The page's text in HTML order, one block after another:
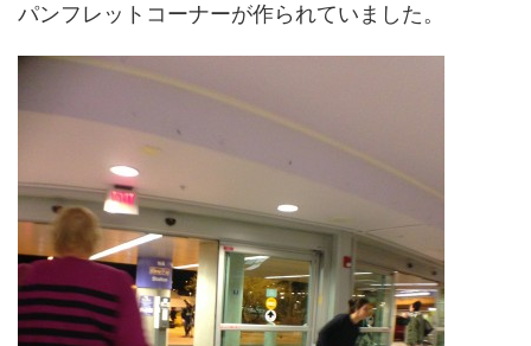
パンフレットコーナーが作られていました。